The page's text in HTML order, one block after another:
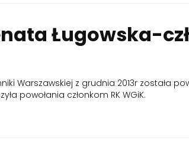
Ługowska-
Warszawskiej z grudnia 2013r została
powołania członkom RK WGiK.